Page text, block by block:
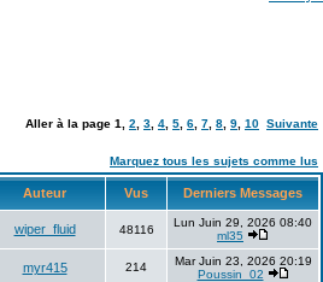
Aller à la page 1 2 3 4 5 6 7 8 9 10 Suivante
Marquez tous les sujets comme lus
Auteur Vus Derniers Messages
wiper_fluid 48116
Lun Juin 29, 2026 08:40
ml35
myr415 214
Mar Juin 23, 2026 20:19
Poussin_02